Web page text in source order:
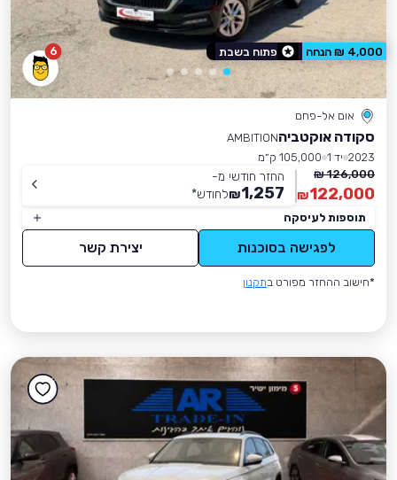
6
אום אל-פחם
סקודה אוקטביהAMBITION
2023 יד 1
105,000 ק״מ
126,000 ₪
122,000
₪
החזר חודשי מ-
1,257
₪לחודש*
תוספות לעיסקה
לפגישה בסוכנות יצירת קשר
*חישוב ההחזר מפורט בתקנון
4,000 ₪ הנחה פתוח בשבת